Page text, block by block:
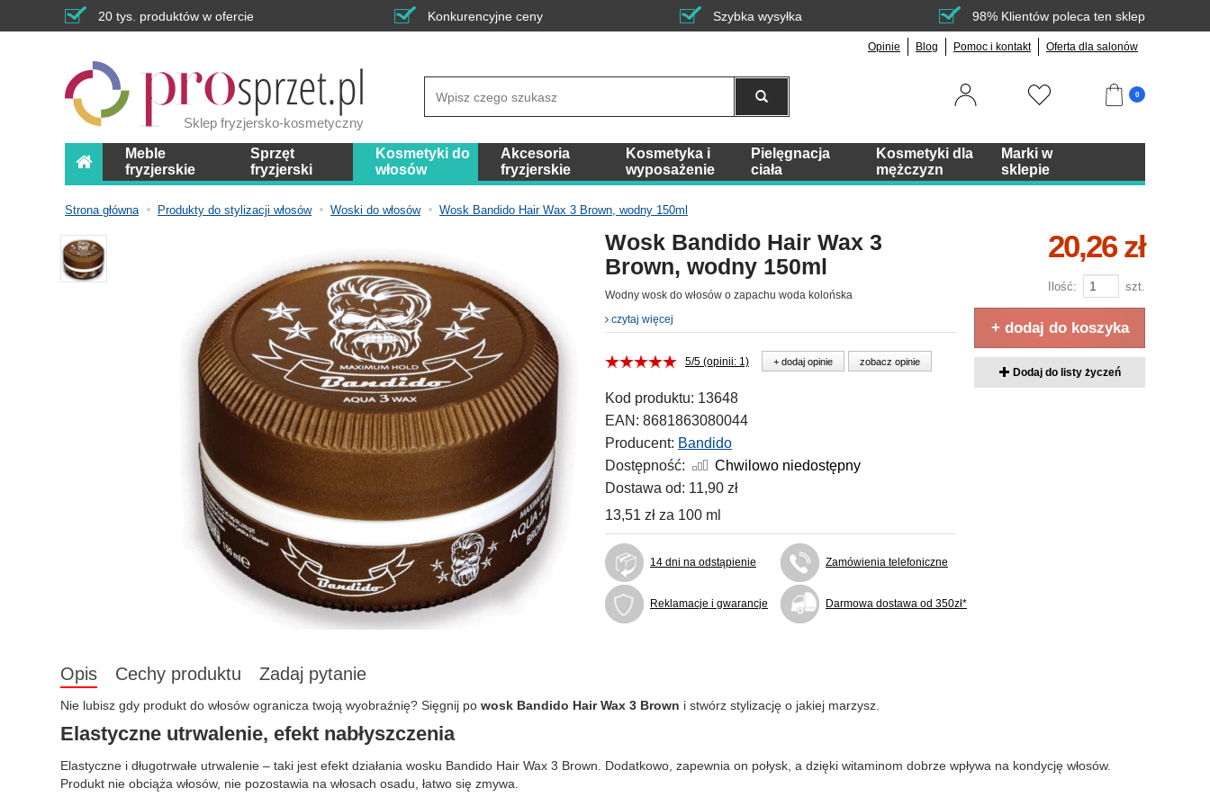
20 tys. produktów w ofercie Konkurencyjne ceny Szybka wysyłka 98% Klientów poleca ten sklep
Opinie Blog Pomoc i kontakt Oferta dla salonów
Sklep fryzjersko-kosmetyczny
0
Meble
fryzjerskie
Sprzęt
fryzjerski
Kosmetyki do
włosów
Akcesoria
fryzjerskie
Kosmetyka i
wyposażenie
Pielęgnacja
ciała
Kosmetyki dla
mężczyzn
Marki w
sklepie
Strona główna Produkty do stylizacji włosów Woski do włosów Wosk Bandido Hair Wax 3 Brown, wodny 150ml
Wosk Bandido Hair Wax 3
Brown, wodny 150ml
Wodny wosk do włosów o zapachu woda kolońska
czytaj więcej
5/5 (opinii: 1) + dodaj opinie zobacz opinie
Kod produktu: 13648
EAN: 8681863080044
Producent: Bandido
Dostępność:
Chwilowo niedostępny
Dostawa od: 11,90 zł
13,51 zł za 100 ml
14 dni na odstąpienie Zamówienia telefoniczne
Reklamacje i gwarancje Darmowa dostawa od 350zł*
20,26 zł
Ilość: szt.
+ dodaj do koszyka
Dodaj do listy życzeń
Opis Cechy produktu Zadaj pytanie
Nie lubisz gdy produkt do włosów ogranicza twoją wyobraźnię? Sięgnij po wosk Bandido Hair Wax 3 Brown i stwórz stylizację o jakiej marzysz.
Elastyczne utrwalenie, efekt nabłyszczenia
Elastyczne i długotrwałe utrwalenie – taki jest efekt działania wosku Bandido Hair Wax 3 Brown. Dodatkowo, zapewnia on połysk, a dzięki witaminom dobrze wpływa na kondycję włosów.
Produkt nie obciąża włosów, nie pozostawia na włosach osadu, łatwo się zmywa.